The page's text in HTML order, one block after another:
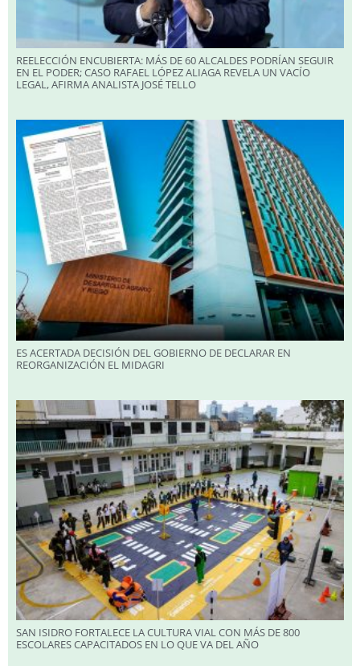
REELECCIÓN ENCUBIERTA: MÁS DE 60 ALCALDES PODRÍAN SEGUIR
EN EL PODER; CASO RAFAEL LÓPEZ ALIAGA REVELA UN VACÍO
LEGAL, AFIRMA ANALISTA JOSÉ TELLO
ES ACERTADA DECISIÓN DEL GOBIERNO DE DECLARAR EN
REORGANIZACIÓN EL MIDAGRI
SAN ISIDRO FORTALECE LA CULTURA VIAL CON MÁS DE 800
ESCOLARES CAPACITADOS EN LO QUE VA DEL AÑO